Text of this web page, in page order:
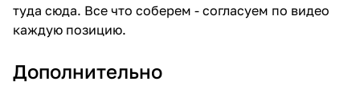
туда сюда. Все что соберем - согласуем по видео
каждую позицию.
Дополнительно